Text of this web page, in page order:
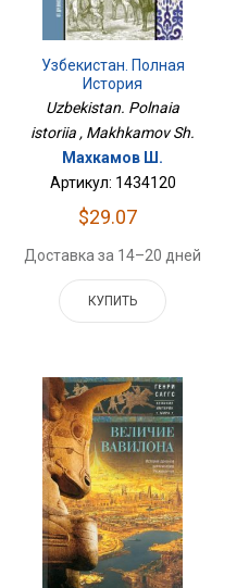
Узбекистан. Полная
История
Uzbekistan. Polnaia
istoriia , Makhkamov Sh.
Махкамов Ш.
Артикул: 1434120
$29.07
Доставка за 14–20 дней
КУПИТЬ